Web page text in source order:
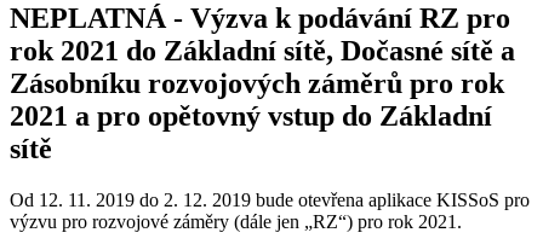
NEPLATNÁ - Výzva k podávání RZ pro
rok 2021 do Základní sítě, Dočasné sítě a
Zásobníku rozvojových záměrů pro rok
2021 a pro opětovný vstup do Základní
sítě
Od 12. 11. 2019 do 2. 12. 2019 bude otevřena aplikace KISSoS pro
výzvu pro rozvojové záměry (dále jen „RZ“) pro rok 2021.